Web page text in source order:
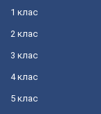
1 клас
2 клас
3 клас
4 клас
5 клас